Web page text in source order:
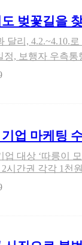
벚꽃길을
, 보행자 우측
영등포구(구청
제한적으로 개방
업 마케팅
권 각각 1천원, 2천원
행 전기성,